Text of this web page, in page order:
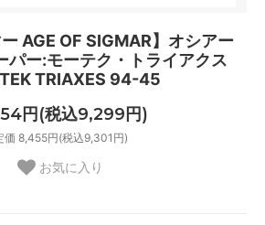
ー AGE OF SIGMAR】オシアー
パー:モーテク・トライアクス
TRIAXES 94-45
円(税込9,299円)
価 8,455円(税込9,301円)
お気に入り